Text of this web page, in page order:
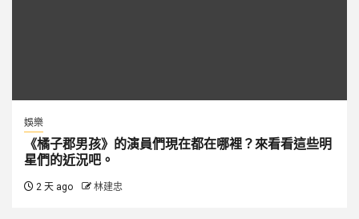
娛樂
《橘子郡男孩》的演員們現在都在哪裡？來看看這些明
星們的近況吧。
2 天 ago 林建忠